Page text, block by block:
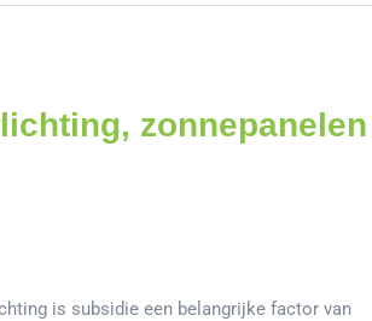
zonnepanelen
is subsidie een belangrijke factor van